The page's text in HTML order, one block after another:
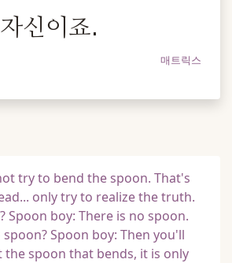
신이죠.
매트릭스
try to bend the spoon. That's
only try to realize the truth.
Spoon boy: There is no spoon.
Spoon boy: Then you'll
the spoon that bends, it is only